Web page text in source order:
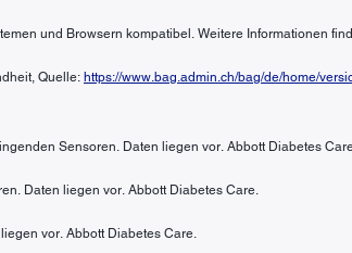
und Browsern kompatibel. Weitere Informationen
Quelle: https://www.bag.admin.ch/bag/de/home/
Sensoren. Daten liegen vor. Abbott Diabetes
Daten liegen vor. Abbott Diabetes Care.
vor. Abbott Diabetes Care.